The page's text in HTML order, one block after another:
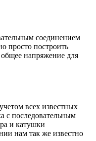
соединением
просто построить
напряжение для
всех известных
с последовательным
и катушки
нам так же известно